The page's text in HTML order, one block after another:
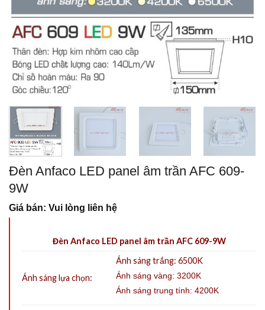
Đèn Anfaco LED panel âm trần AFC 609-
9W
Giá bán: Vui lòng liên hệ
Đèn Anfaco LED panel âm trần AFC 609-9W
Ánh sáng lựa chọn:
Ánh sáng trắng: 6500K
Ánh sáng vàng: 3200K
Ánh sáng trung tính: 4200K